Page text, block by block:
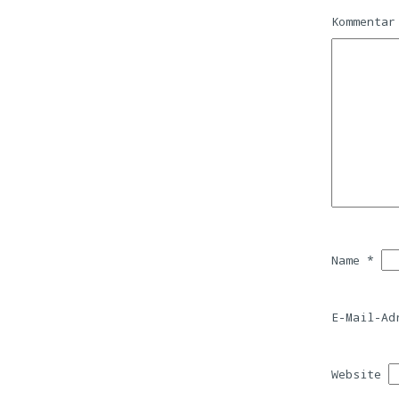
Kommentar
Name *
E-Mail-
Website